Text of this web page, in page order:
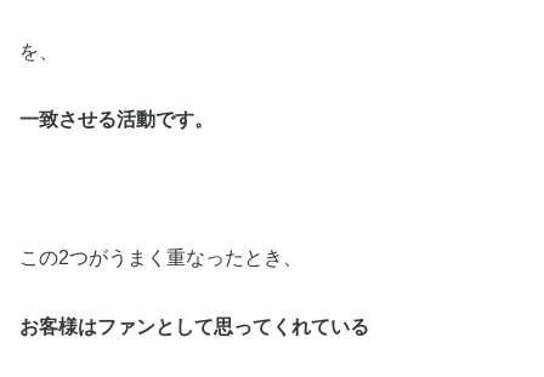
を、
一致させる活動です。
この2つがうまく重なったとき、
お客様はファンとして思ってくれている